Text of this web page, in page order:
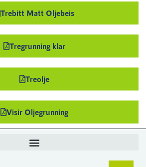
Trebitt Matt Oljebeis
Tregrunning klar
Treolje
Visir Oljegrunning